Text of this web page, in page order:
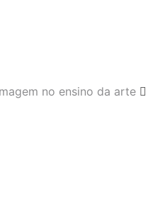
no ensino da arte